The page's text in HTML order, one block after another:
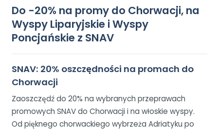
Do -20% na promy do Chorwacji, na
Wyspy Liparyjskie i Wyspy
Poncjańskie z SNAV
SNAV: 20% oszczędności na promach do
Chorwacji
Zaoszczędź do 20% na wybranych przeprawach
promowych SNAV do Chorwacji i na włoskie wyspy.
Od pięknego chorwackiego wybrzeża Adriatyku po